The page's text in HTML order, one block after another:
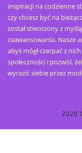
inspiracji na codzienne
czy chcesz być na
został stworzony z
zaawansowania. Nasze
abyś mógł czerpać z
społeczności i pozwól,
wyrazić siebie przez
2020